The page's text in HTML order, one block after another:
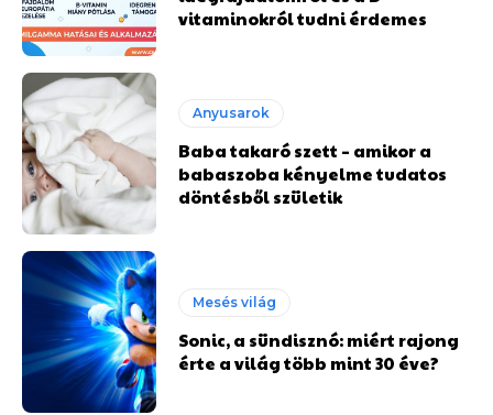
vitaminokról tudni érdemes
Anyusarok
Baba takaró szett – amikor a
babaszoba kényelme tudatos
döntésből születik
Mesés világ
Sonic, a sündisznó: miért rajong
érte a világ több mint 30 éve?